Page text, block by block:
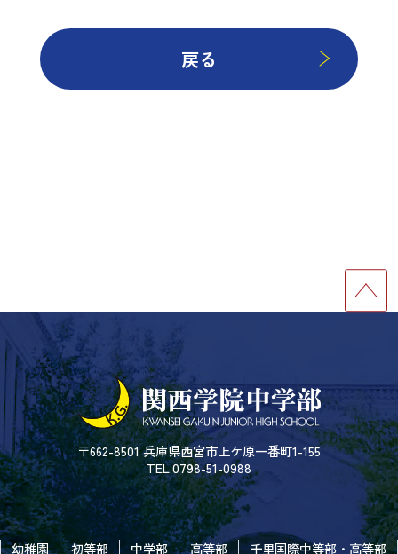
戻る
〒662-8501 兵庫県西宮市上ケ原一番町1-155
TEL.0798-51-0988
幼稚園 初等部 中学部 高等部 千里国際中等部・高等部